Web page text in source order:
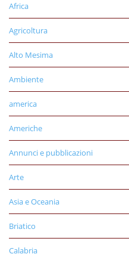
Africa
Agricoltura
Alto Mesima
Ambiente
america
Americhe
Annunci e pubblicazioni
Arte
Asia e Oceania
Briatico
Calabria